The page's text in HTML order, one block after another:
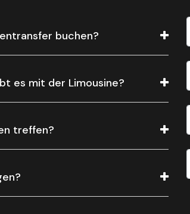
buchen?
es mit der Limousine?
treffen?